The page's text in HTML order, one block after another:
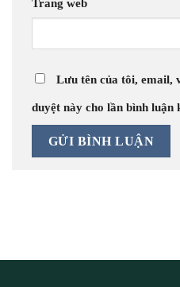
Lưu tên của tôi, email,
duyệt này cho lần bình luận